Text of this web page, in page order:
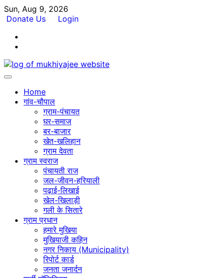
Skip
to
Sun, Aug 9, 2026
Donate Us
Login
Home
गांव-चौपाल
ग्राम-पंचायत
घर-समाज
बर-बाजार
खेत-खलिहान
ग्राम देवता
ग्राम स्वराज
पंचायती राज
जल-जीवन-हरियाली
पढ़ाई-लिखाई
खेल-खिलाड़ी
गली के सितारे
ग्राम प्रधान
हमारे मुखिया
मुखियाजी कहिन
नगर निकाय (Municipality)
रिपोर्ट कार्ड
जनता जनार्दन